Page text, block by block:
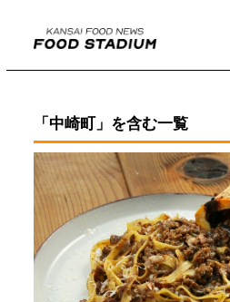
「中崎町」を含む一覧